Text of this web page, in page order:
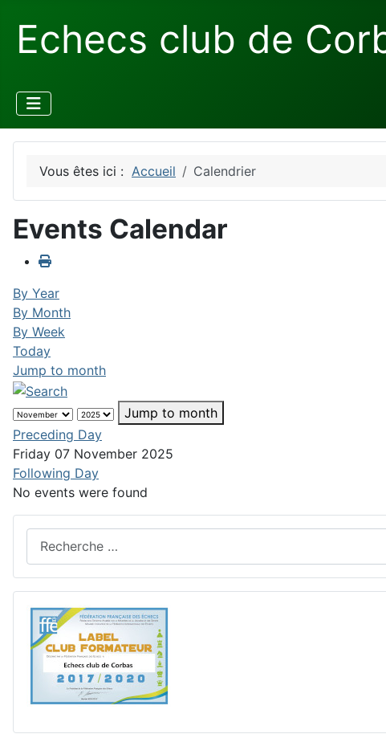
Echecs club de
Vous êtes ici : Accueil Calendrier
Events Calendar
By Year
By Month
By Week
Today
Jump to month
Jump to month
Preceding Day
Friday 07 November 2025
Following Day
No events were found